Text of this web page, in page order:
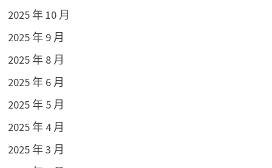
2025 年 10 月
2025 年 9 月
2025 年 8 月
2025 年 6 月
2025 年 5 月
2025 年 4 月
2025 年 3 月